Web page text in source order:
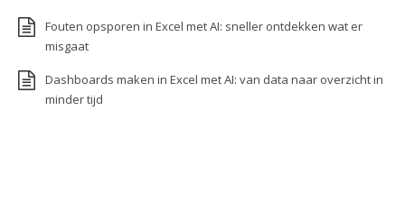
Fouten opsporen in Excel met AI: sneller ontdekken wat er
misgaat
Dashboards maken in Excel met AI: van data naar overzicht in
minder tijd